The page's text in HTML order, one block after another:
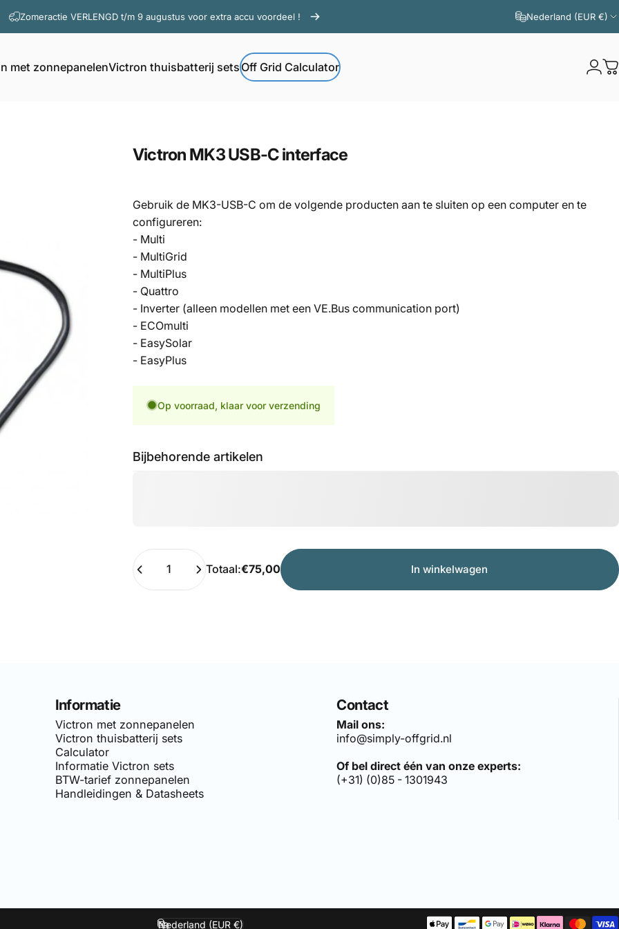
Zomeractie VERLENGD t/m 9 augustus voor extra accu voordeel ! Nederland (EUR €)
met zonnepanelenVictron thuisbatterij setsOff Grid Calculator
Victron MK3USB-Cinterface
Gebruik de MK3-USB-C om de volgende producten aan te sluiten op een computer en te
configureren:
- Multi
- MultiGrid
- MultiPlus
- Quattro
- Inverter (alleen modellen met een VE.Bus communication port)
- ECOmulti
- EasySolar
- EasyPlus
Op voorraad, klaar voor verzending
Bijbehorende artikelen
Hoeveelheid
Totaal:€75,00 In winkelwagen
Informatie
Victron met zonnepanelen
Victron thuisbatterij sets
Calculator
Informatie Victron sets
BTW-tarief zonnepanelen
Handleidingen & Datasheets
Contact
Mail ons:
info@simply-offgrid.nl
Of bel direct één van onze experts:
(+31) (0)85 - 1301943
Nederland (EUR €)